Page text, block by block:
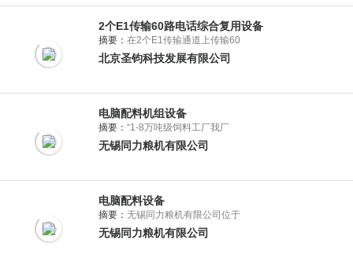
2个E1传输60路电话综合复用设备
摘要： 在2个E1传输通道上传输60
北京圣钧科技发展有限公司
电脑配料机组设备
摘要： “1-8万吨级饲料工厂我厂
无锡同力粮机有限公司
电脑配料设备
摘要： 无锡同力粮机有限公司位于
无锡同力粮机有限公司